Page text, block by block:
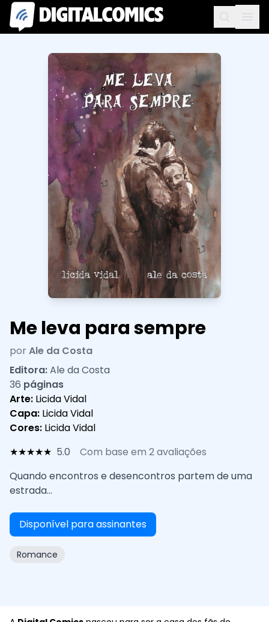
Me leva para sempre
por Ale da Costa
Editora:Ale da Costa
36 páginas
Arte: Licida Vidal
Capa: Licida Vidal
Cores: Licida Vidal
★★★★★ 5.0
Com base em 2 avaliações
Quando encontros e desencontros partem de uma
estrada...
Disponível para assinantes
Romance